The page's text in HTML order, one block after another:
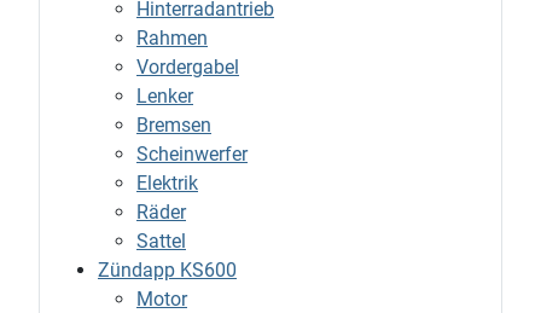
Hinterradantrieb
Rahmen
Vordergabel
Lenker
Bremsen
Scheinwerfer
Elektrik
Räder
Sattel
Zündapp KS600
Motor